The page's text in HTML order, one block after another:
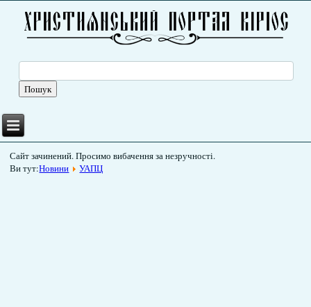
Сайт зачинений. Просимо вибачення за незручності.
Ви тут:Новини УАПЦ